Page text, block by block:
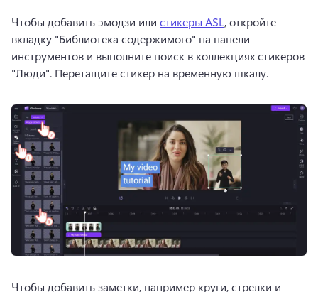
Чтобы добавить эмодзи или стикеры ASL, откройте
вкладку "Библиотека содержимого" на панели
инструментов и выполните поиск в коллекциях стикеров
"Люди". Перетащите стикер на временную шкалу.
Чтобы добавить заметки, например круги, стрелки и